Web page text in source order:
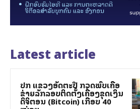
Latest article
ປກສ ແຂວງອັດຕະປື ກວດພົບເຄືອ
ຂ່າຍລັກລອບຕິດຕັ້ງເຄື່ອງຂຸດເງິນ
ດິຈິຕອນ (Bitcoin) ເກືອບ 40